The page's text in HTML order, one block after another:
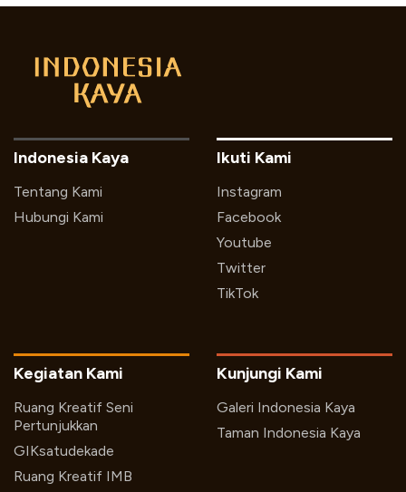
Indonesia Kaya
Tentang Kami
Hubungi Kami
Ikuti Kami
Instagram
Facebook
Youtube
Twitter
TikTok
Kegiatan Kami
Ruang Kreatif Seni
Pertunjukkan
GIKsatudekade
Ruang Kreatif IMB
Kunjungi Kami
Galeri Indonesia Kaya
Taman Indonesia Kaya